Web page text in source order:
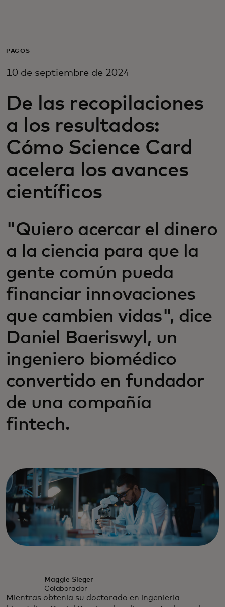
Para empresas
Para innovadores
Noticias y tendencias
PAGOS
10 de septiembre de 2024
De las recopilaciones
a los resultados:
Cómo Science Card
acelera los avances
científicos
"Quiero acercar el dinero
a la ciencia para que la
gente común pueda
financiar innovaciones
que cambien vidas", dice
Daniel Baeriswyl, un
ingeniero biomédico
convertido en fundador
de una compañía
fintech.
Maggie Sieger
Colaborador
Mientras obtenía su doctorado en ingeniería